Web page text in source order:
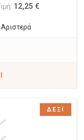
12,25 €
Αριστερά
ΔΕΞΙ